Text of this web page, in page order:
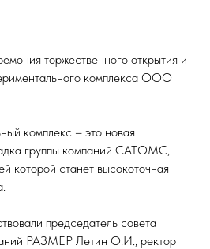
торжественного открытия и
комплекса ООО
комплекс – это новая
группы компаний САТОМС,
которой станет высокоточная
председатель совета
РАЗМЕР Летин О.И., ректор